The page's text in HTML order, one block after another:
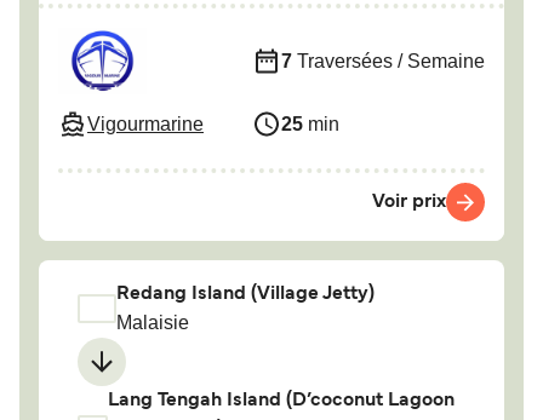
Vigourmarine
7 Traversées / Semaine
25 min
Voir prix
Redang Island (Village Jetty)
Malaisie
Lang Tengah Island (D’coconut Lagoon